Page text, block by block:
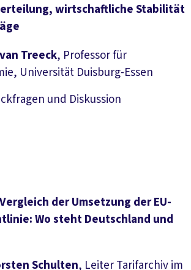
wirtschaftliche Stabilität
Treeck, Professor für
Universität Duisburg-Essen
und Diskussion
der Umsetzung der EU-
Wo steht Deutschland und
Schulten, Leiter Tarifarchiv im